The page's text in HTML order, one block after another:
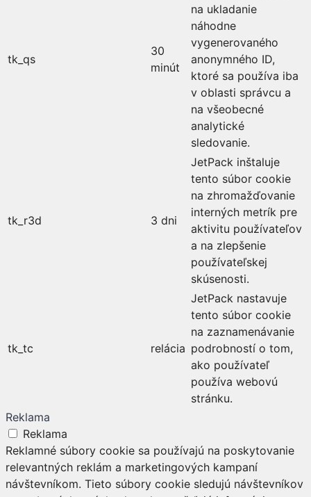
tk_qs
30
minút
na ukladanie
náhodne
vygenerovaného
anonymného ID,
ktoré sa používa iba
v oblasti správcu a
na všeobecné
analytické
sledovanie.
tk_r3d 3 dni
JetPack inštaluje
tento súbor cookie
na zhromažďovanie
interných metrík pre
aktivitu používateľov
a na zlepšenie
používateľskej
skúsenosti.
tk_tc relácia
JetPack nastavuje
tento súbor cookie
na zaznamenávanie
podrobností o tom,
ako používateľ
používa webovú
stránku.
Reklama
Reklama
Reklamné súbory cookie sa používajú na poskytovanie
relevantných reklám a marketingových kampaní
návštevníkom. Tieto súbory cookie sledujú návštevníkov